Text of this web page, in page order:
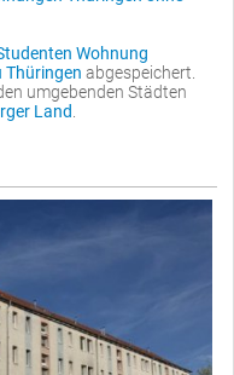
Wohnung
Thüringen abgespeichert.
umgebenden Städten
Land